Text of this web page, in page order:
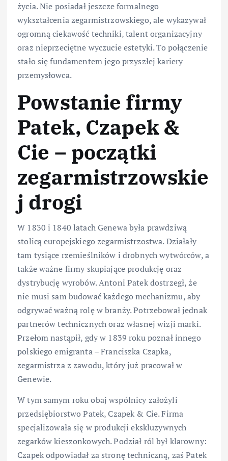
życia. Nie posiadał jeszcze formalnego
wykształcenia zegarmistrzowskiego, ale wykazywał
ogromną ciekawość techniki, talent organizacyjny
oraz nieprzeciętne wyczucie estetyki. To połączenie
stało się fundamentem jego przyszłej kariery
przemysłowca.
Powstanie firmy
Patek, Czapek &
Cie – początki
zegarmistrzowskie
j drogi
W 1830 i 1840 latach Genewa była prawdziwą
stolicą europejskiego zegarmistrzostwa. Działały
tam tysiące rzemieślników i drobnych wytwórców, a
także ważne firmy skupiające produkcję oraz
dystrybucję wyrobów. Antoni Patek dostrzegł, że
nie musi sam budować każdego mechanizmu, aby
odgrywać ważną rolę w branży. Potrzebował jednak
partnerów technicznych oraz własnej wizji marki.
Przełom nastąpił, gdy w 1839 roku poznał innego
polskiego emigranta – Franciszka Czapka,
zegarmistrza z zawodu, który już pracował w
Genewie.
W tym samym roku obaj wspólnicy założyli
przedsiębiorstwo Patek, Czapek & Cie. Firma
specjalizowała się w produkcji ekskluzywnych
zegarków kieszonkowych. Podział ról był klarowny:
Czapek odpowiadał za stronę techniczną, zaś Patek